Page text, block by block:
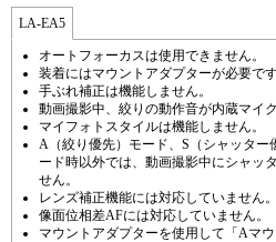
LA-EA5
オートフォーカスは使用できません。
装着にはマウントアダプターが必要です
手ぶれ補正は機能しません。
動画撮影中、絞りの動作音が内蔵マイ
マイフォトスタイルは機能しません。
A（絞り優先）モード、S（シャッタ
ード時以外では、動画撮影中にシャッ
せん。
レンズ補正機能には対応していません。
像面位相差AFには対応していません。
マウントアダプターを使用して「Aマ